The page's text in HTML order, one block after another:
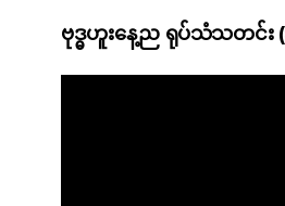
ဗုဒ္ဓဟူးနေ့ည ရုပ်သံသတင်း (